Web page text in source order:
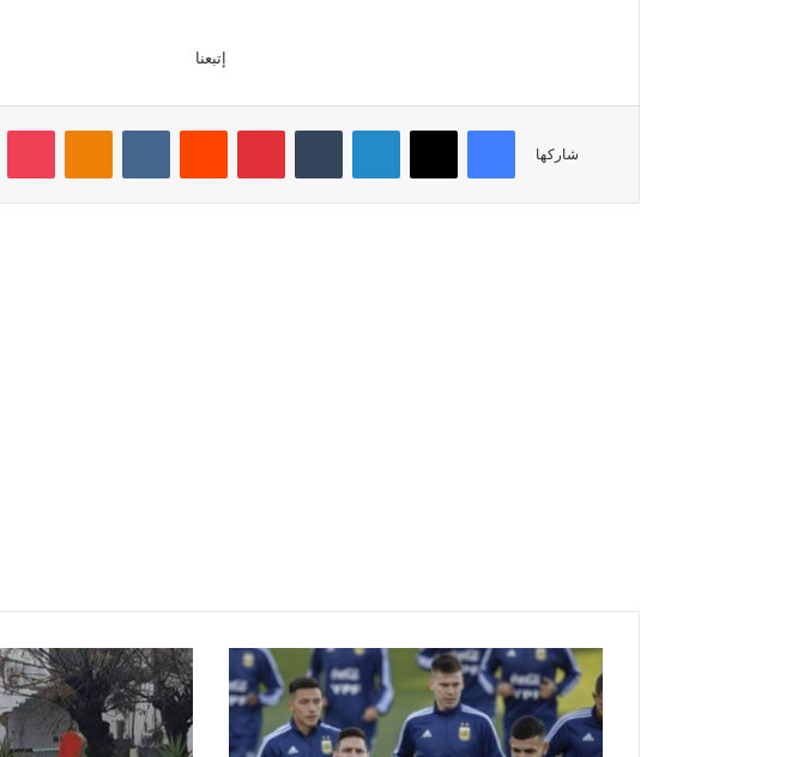
إتبعنا
شاركها
فيسبوك لينكدإن بينتيريست
م
ي
س
ي
ت
و
ع